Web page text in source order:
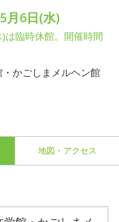
月6日(水)
は臨時休館。開催時間
かごしまメルヘン館
地図・アクセス